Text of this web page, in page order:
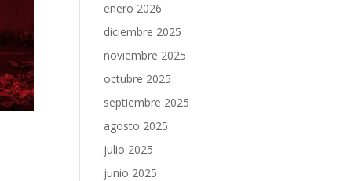
enero 2026
diciembre 2025
noviembre 2025
octubre 2025
septiembre 2025
agosto 2025
julio 2025
junio 2025